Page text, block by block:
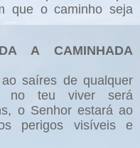
que o caminho seja
A CAMINHADA
saíres de qualquer
no teu viver será
o Senhor estará ao
perigos visíveis e